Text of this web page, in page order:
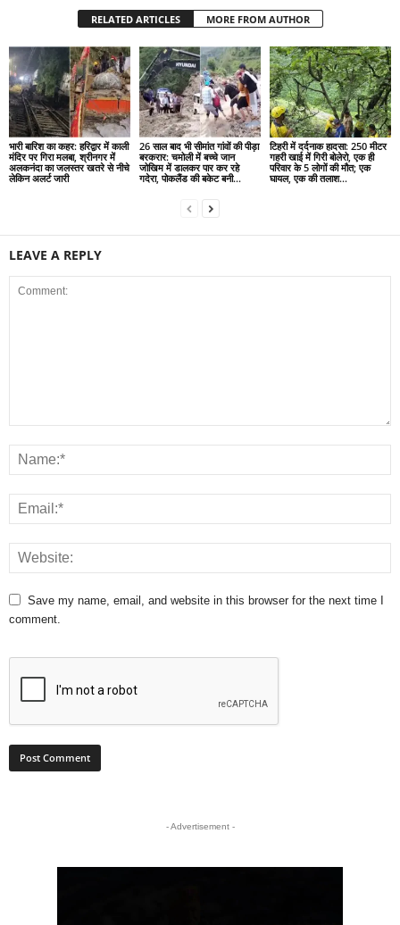
RELATED ARTICLES MORE FROM AUTHOR
भारी बारिश का कहर: हरिद्वार में काली
मंदिर पर गिरा मलबा, श्रीनगर में
अलकनंदा का जलस्तर खतरे से नीचे
लेकिन अलर्ट जारी
26 साल बाद भी सीमांत गांवों की पीड़ा
बरकरार: चमोली में बच्चे जान
जोखिम में डालकर पार कर रहे
गदेरा, पोकलैंड की बकेट बनी...
टिहरी में दर्दनाक हादसा: 250 मीटर
गहरी खाई में गिरी बोलेरो, एक ही
परिवार के 5 लोगों की मौत; एक
घायल, एक की तलाश...
LEAVE A REPLY
Save my name, email, and website in this browser for the next time I
comment.
- Advertisement -